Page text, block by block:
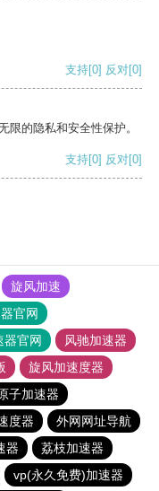
支持[0] 反对[0]
限的隐私和安全性保护。
支持[0] 反对[0]
旋风加速
官网
器官网
风驰加速器
旋风加速度器
子加速器
度器
外网网址导航
器
荔枝加速器
vp(永久免费)加速器